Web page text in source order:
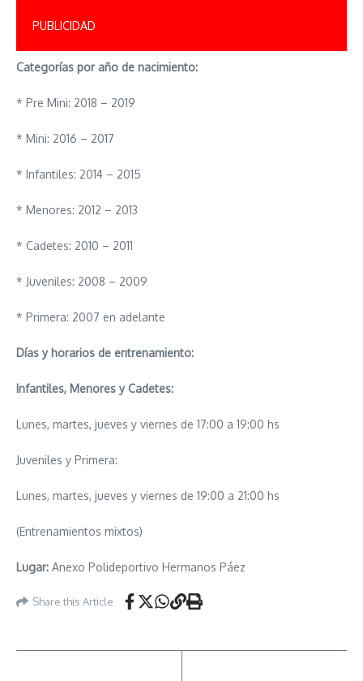
PUBLICIDAD
Categorías por año de nacimiento:
* Pre Mini: 2018 – 2019
* Mini: 2016 – 2017
* Infantiles: 2014 – 2015
* Menores: 2012 – 2013
* Cadetes: 2010 – 2011
* Juveniles: 2008 – 2009
* Primera: 2007 en adelante
Días y horarios de entrenamiento:
Infantiles, Menores y Cadetes:
Lunes, martes, jueves y viernes de 17:00 a 19:00 hs
Juveniles y Primera:
Lunes, martes, jueves y viernes de 19:00 a 21:00 hs
(Entrenamientos mixtos)
Lugar: Anexo Polideportivo Hermanos Páez
Share this Article